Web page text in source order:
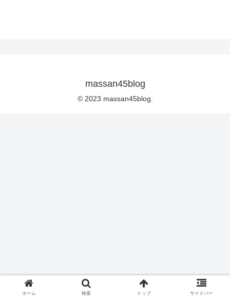
massan45blog
© 2023 massan45blog.
ホーム 検索 トップ サイドバー